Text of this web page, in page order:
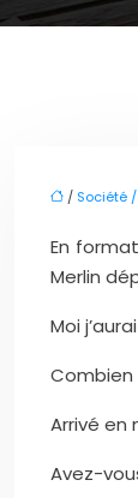
/ Société
En
Merlin
Moi
Combien
Arrivé en
Avez-